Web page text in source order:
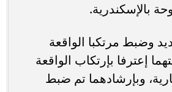
بالإسكندرية.
وضبط مرتكبا الواقعة
إعترفا بإرتكاب الواقعة
وبإرشادهما تم ضبط